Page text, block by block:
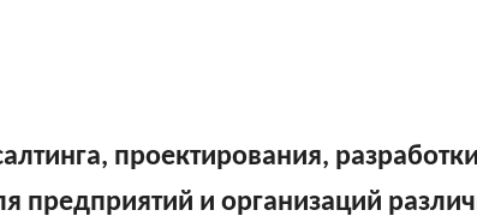
проектирования,
и организаций